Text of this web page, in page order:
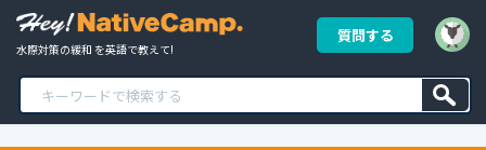
水際対策の緩和 を英語で教えて!
質問する